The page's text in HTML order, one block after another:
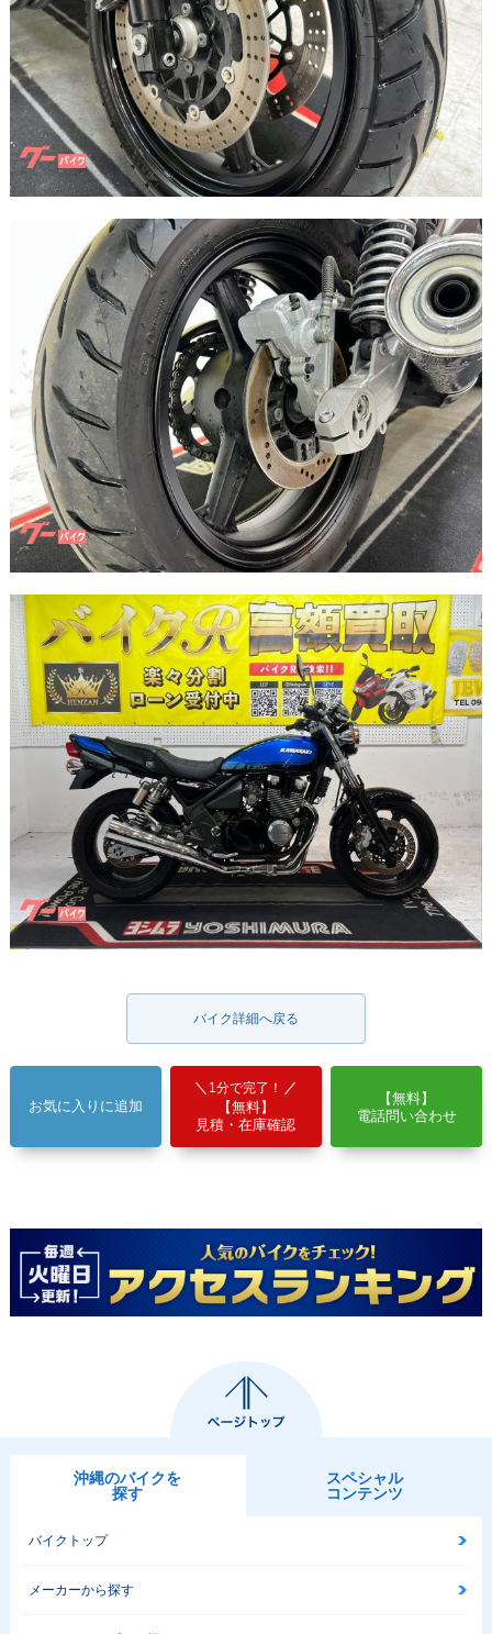
バイク詳細へ戻る
お気に入りに追加
1分で完了！
【無料】
見積・在庫確認
【無料】
電話問い合わせ
沖縄のバイクを
探す
スペシャル
コンテンツ
バイクトップ
メーカーから探す